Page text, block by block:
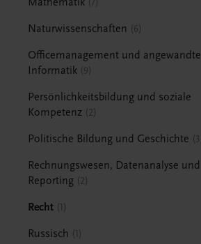
Naturwissenschaften 6
Officemanagement und angewandte
Informatik 9
Persönlichkeitsbildung und soziale
Kompetenz 2
Politische Bildung und Geschichte 3
Rechnungswesen, Datenanalyse und
Reporting 2
Recht 1
Russisch 1